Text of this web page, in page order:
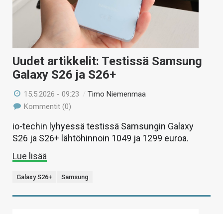
Uudet artikkelit: Testissä Samsung
Galaxy S26 ja S26+
15.5.2026 - 09:23 /Timo Niemenmaa
Kommentit (0)
io-techin lyhyessä testissä Samsungin Galaxy
S26 ja S26+ lähtöhinnoin 1049 ja 1299 euroa.
Lue lisää
Galaxy S26+ Samsung